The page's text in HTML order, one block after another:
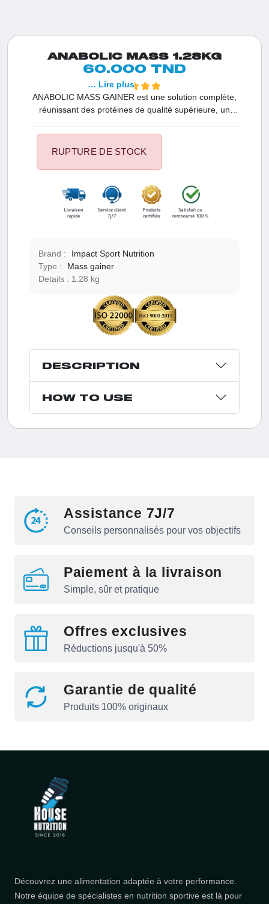
ANABOLIC MASS 1.28KG
60.000 TND
ANABOLIC MASS GAINER est une solution complète,
réunissant des protéines de qualité supérieure, un
micronutriments essentiels composé de 12 vitamines
et 5 minéraux.
… Lire plus
RUPTURE DE STOCK
Brand :
Impact Sport Nutrition
Type :
Mass gainer
Details :
1.28 kg
DESCRIPTION
HOW TO USE
Assistance 7J/7
Conseils personnalisés pour vos objectifs
Paiement à la livraison
Simple, sûr et pratique
Offres exclusives
Réductions jusqu'à 50%
Garantie de qualité
Produits 100% originaux
Découvrez une alimentation adaptée à votre performance.
Notre équipe de spécialistes en nutrition sportive est là pour